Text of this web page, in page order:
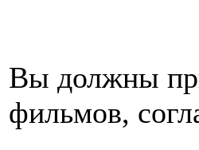
Вы должны
фильмов,